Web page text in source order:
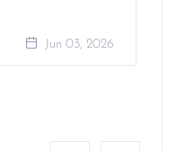
Jun 03, 2026